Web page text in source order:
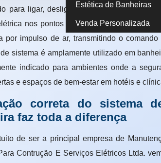
Estética de Banheiras
Venda Personalizada
para ligar, desligar e controlar os jatos
nos pontos de acionamento. Isso
por impulso de ar, transmitindo o
sistema é amplamente utilizado em
indicado para ambientes onde a
e espaços de bem-estar em hotéis e
correta do sistema
faz toda a diferença
de ser a principal empresa de
Contrução E Serviços Elétricos Ltda.